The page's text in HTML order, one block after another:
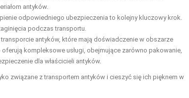
antyków.
odpowiedniego ubezpieczenia to kolejny kluczowy krok.
podczas transportu.
antyków, które mają doświadczenie w obszarze
kompleksowe usługi, obejmujące zarówno pakowanie,
dla właścicieli antyków.
związane z transportem antyków i cieszyć się ich pięknem w